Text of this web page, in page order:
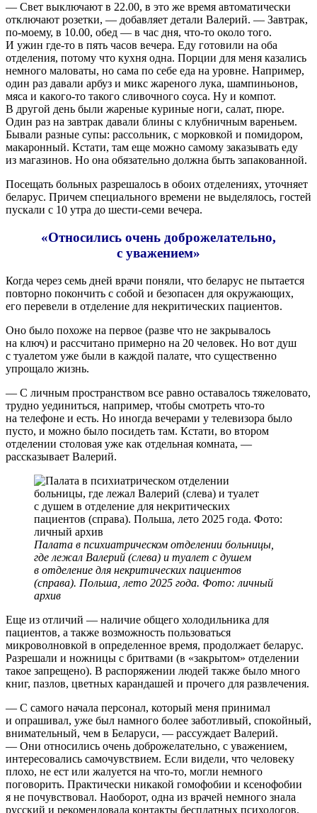
— Свет выключают в 22.00, в это же время автоматически
отключают розетки, — добавляет детали Валерий. — Завтрак,
по-моему, в 10.00, обед — в час дня, что-то около того.
И ужин где-то в пять часов вечера. Еду готовили на оба
отделения, потому что кухня одна. Порции для меня казались
немного маловаты, но сама по себе еда на уровне. Например,
один раз давали арбуз и микс жареного лука, шампиньонов,
мяса и какого-то такого сливочного соуса. Ну и компот.
В другой день были жареные куриные ноги, салат, пюре.
Один раз на завтрак давали блины с клубничным вареньем.
Бывали разные супы: рассольник, с морковкой и помидором,
макаронный. Кстати, там еще можно самому заказывать еду
из магазинов. Но она обязательно должна быть запакованной.
Посещать больных разрешалось в обоих отделениях, уточняет
беларус. Причем специального времени не выделялось, гостей
пускали с 10 утра до шести-семи вечера.
«Относились очень доброжелательно,
с уважением»
Когда через семь дней врачи поняли, что беларус не пытается
повторно покончить с собой и безопасен для окружающих,
его перевели в отделение для некритических пациентов.
Оно было похоже на первое (разве что не закрывалось
на ключ) и рассчитано примерно на 20 человек. Но вот душ
с туалетом уже были в каждой палате, что существенно
упрощало жизнь.
— С личным пространством все равно оставалось тяжеловато,
трудно уединиться, например, чтобы смотреть что-то
на телефоне и есть. Но иногда вечерами у телевизора было
пусто, и можно было посидеть там. Кстати, во втором
отделении столовая уже как отдельная комната, —
рассказывает Валерий.
Палата в психиатрическом отделении больницы,
где лежал Валерий (слева) и туалет с душем
в отделение для некритических пациентов
(справа). Польша, лето 2025 года. Фото: личный
архив
Еще из отличий — наличие общего холодильника для
пациентов, а также возможность пользоваться
микроволновкой в определенное время, продолжает беларус.
Разрешали и ножницы с бритвами (в «закрытом» отделении
такое запрещено). В распоряжении людей также было много
книг, пазлов, цветных карандашей и прочего для развлечения.
— С самого начала персонал, который меня принимал
и опрашивал, уже был намного более заботливый, спокойный,
внимательный, чем в Беларуси, — рассуждает Валерий.
— Они относились очень доброжелательно, с уважением,
интересовались самочувствием. Если видели, что человеку
плохо, не ест или жалуется на что-то, могли немного
поговорить. Практически никакой гомофобии и ксенофобии
я не почувствовал. Наоборот, одна из врачей немного знала
русский и рекомендовала контакты бесплатных психологов.